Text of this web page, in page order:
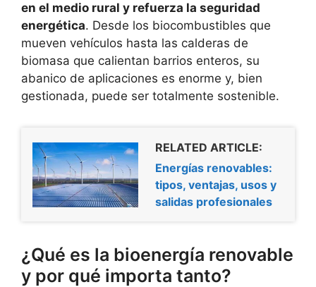
en el medio rural y refuerza la seguridad
energética. Desde los biocombustibles que
mueven vehículos hasta las calderas de
biomasa que calientan barrios enteros, su
abanico de aplicaciones es enorme y, bien
gestionada, puede ser totalmente sostenible.
RELATED ARTICLE:
Energías renovables:
tipos, ventajas, usos y
salidas profesionales
¿Qué es la bioenergía renovable
y por qué importa tanto?